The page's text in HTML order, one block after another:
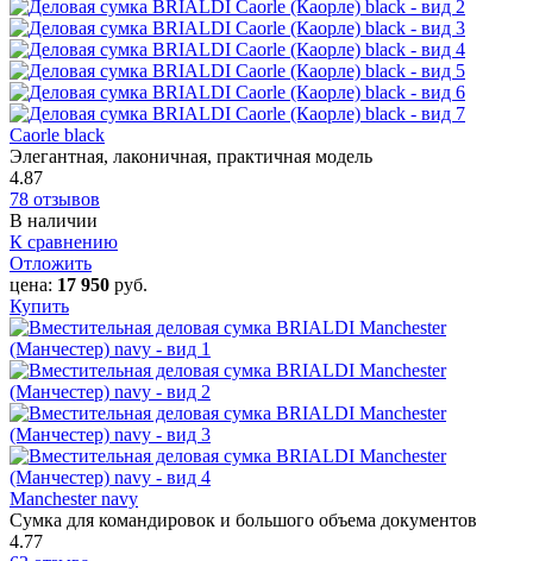
Caorle‎ black
Элегантная, лаконичная, практичная модель
4.87
78 отзывов
В наличии
К сравнению
Отложить
цена: 17 950 руб.
Купить
Manchester navy
Сумка для командировок и большого объема документов
4.77